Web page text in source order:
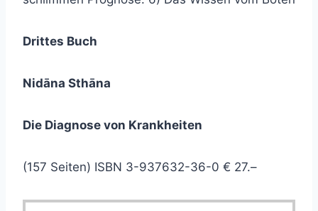
Drittes Buch
Nidāna Sthāna
Die Diagnose von Krankheiten
(157 Seiten) ISBN 3-937632-36-0 € 27.–